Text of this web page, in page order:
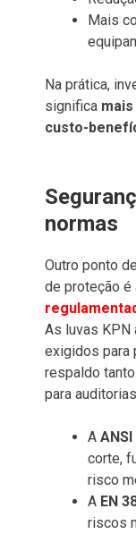
Mais
Na prática,
significa
custo-
normas
Outro ponto
de proteção é
As luvas
exigidos para
respaldo
para
A ANSI
corte,
risco
A EN
riscos